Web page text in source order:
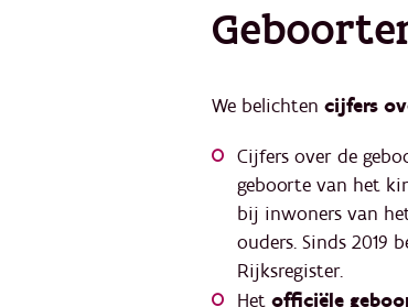
We belichten cijfers
Cijfers over de
geboorte van het
bij inwoners van
ouders. Sinds 2019
Rijksregister.
Het officiële